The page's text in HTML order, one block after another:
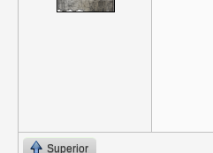
Superior